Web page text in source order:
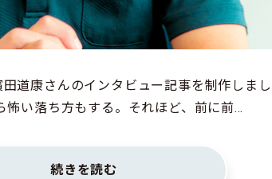
道康さんのインタビュー記事を制作しま
い落ち方もする。それほど、前に前…
続きを読む